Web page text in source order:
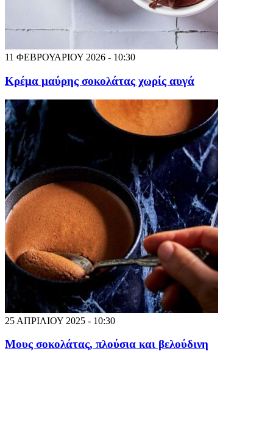
11 ΦΕΒΡΟΥΑΡΙΟΥ 2026 - 10:30
Κρέμα μαύρης σοκολάτας χωρίς αυγά
25 ΑΠΡΙΛΙΟΥ 2025 - 10:30
Μους σοκολάτας, πλούσια και βελούδινη